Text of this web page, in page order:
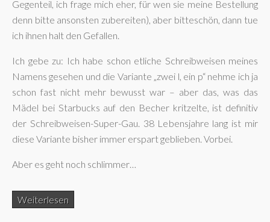
Gegenteil, ich frage mich eher, für wen sie meine Bestellung
denn bitte ansonsten zubereiten), aber bitteschön, dann tue
ich ihnen halt den Gefallen.
Ich gebe zu: Ich habe schon etliche Schreibweisen meines
Namens gesehen und die Variante „zwei l, ein p“ nehme ich ja
schon fast nicht mehr bewusst war – aber das, was das
Mädel bei Starbucks auf den Becher kritzelte, ist definitiv
der Schreibweisen-Super-Gau. 38 Lebensjahre lang ist mir
diese Variante bisher immer erspart geblieben. Vorbei.
Aber es geht noch schlimmer…
Weiterlesen